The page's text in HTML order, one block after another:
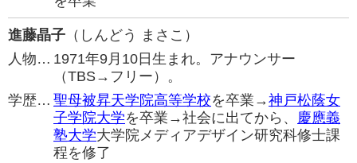
進藤晶子 （しんどう まさこ）
人物… 1971年9月10日生まれ。アナウンサー
（TBS→フリー）。
学歴… 聖母被昇天学院高等学校を卒業→神戸松蔭女
子学院大学を卒業→社会に出てから、 慶應義
塾大学大学院メディアデザイン研究科修士課
程を修了